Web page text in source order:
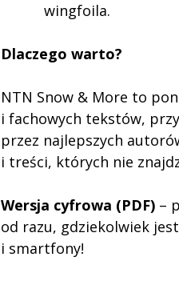
wingfoila.
Dlaczego warto?
NTN Snow & More to
i fachowych tekstów,
przez najlepszych
i treści, których nie
Wersja cyfrowa (PDF) –
od razu, gdziekolwiek
i smartfony!